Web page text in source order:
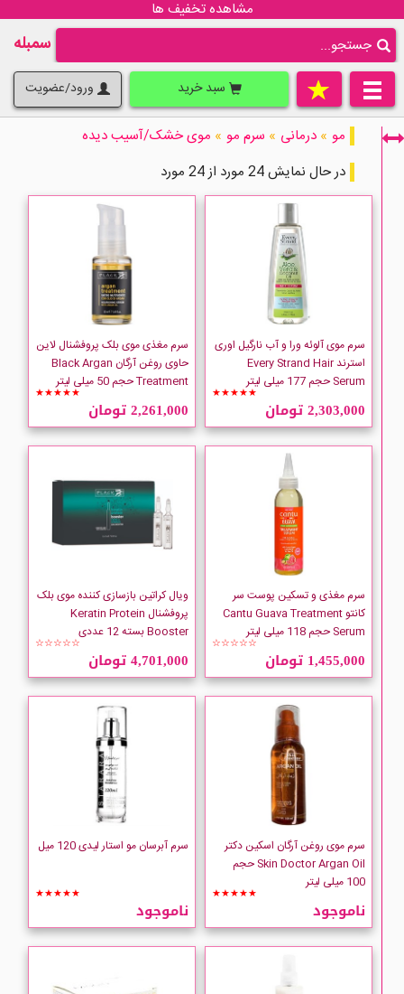
مشاهده تخفیف ها
سمبله
سبد خرید ورود/عضویت
فقط نمایش کالاهای موجود
4GIRLS
ATOUSA
BLACK Professional
Cantu
Cerita
Every Strand
FASCINELLE
INSIGHT
IPLUS
Lesoin
LOREAL
Ordinary
مو » درمانی » سرم مو » موی خشک/آسیب دیده
در حال نمایش 24 مورد از 24 مورد
سرم موی آلوئه ورا و آب نارگیل اوری
استرند Every Strand Hair
Serum حجم 177 میلی لیتر
★★★★★
2,303,000 تومان
سرم مغذی موی بلک پروفشنال لاین
حاوی روغن آرگان Black Argan
Treatment حجم 50 میلی لیتر
★★★★★
2,261,000 تومان
سرم مغذی و تسکین پوست سر
کانتو Cantu Guava Treatment
Serum حجم 118 میلی لیتر
☆☆☆☆☆
1,455,000 تومان
ویال کراتین بازسازی کننده موی بلک
پروفشنال Keratin Protein
Booster بسته 12 عددی
☆☆☆☆☆
4,701,000 تومان
سرم موی روغن آرگان اسکین دکتر
Skin Doctor Argan Oil حجم
100 میلی لیتر
★★★★★
ناموجود
سرم آبرسان مو استار لیدی 120 میل
★★★★★
ناموجود